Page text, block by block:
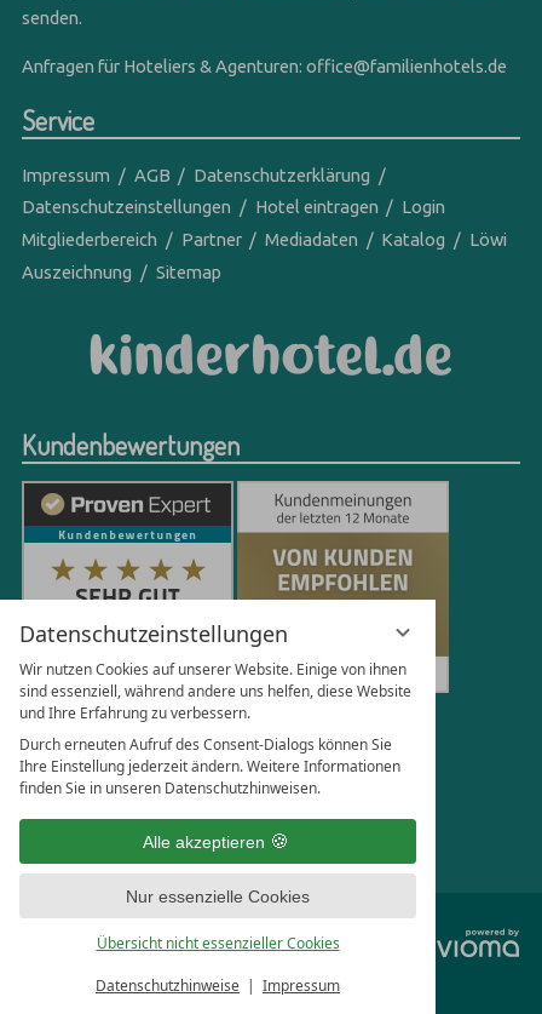
Datenschutzeinstellungen
Wir nutzen Cookies auf unserer Website. Einige von ihnen
sind essenziell, während andere uns helfen, diese Website
und Ihre Erfahrung zu verbessern.
Durch erneuten Aufruf des Consent-Dialogs können Sie
Ihre Einstellung jederzeit ändern. Weitere Informationen
finden Sie in unseren Datenschutzhinweisen.
Alle akzeptieren
Nur essenzielle Cookies
Übersicht nicht essenzieller Cookies
Datenschutzhinweise Impressum
senden.
Anfragen für Hoteliers & Agenturen:office@familienhotels.de
Service
Impressum AGB
Datenschutzerklärung
Datenschutzeinstellungen
Hotel eintragen
Login
Mitgliederbereich
Partner Mediadaten Katalog
Löwi
Auszeichnung
Sitemap
Kundenbewertungen